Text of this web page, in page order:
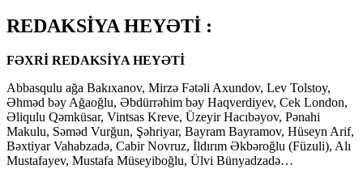
REDAKSİYA HEYƏTİ :
FƏXRİ REDAKSİYA HEYƏTİ
Abbasqulu ağa Bakıxanov, Mirzə Fətəli Axundov, Lev Tolstoy,
Əhməd bəy Ağaoğlu, Əbdürrəhim bəy Haqverdiyev, Cek London,
Əliqulu Qəmküsar, Vintsas Kreve, Üzeyir Hacıbəyov, Pənahi
Makulu, Səməd Vurğun, Şəhriyar, Bayram Bayramov, Hüseyn Arif,
Bəxtiyar Vahabzadə, Cabir Novruz, İldırım Əkbəroğlu (Füzuli), Alı
Mustafayev, Mustafa Müseyiboğlu, Ülvi Bünyadzadə…